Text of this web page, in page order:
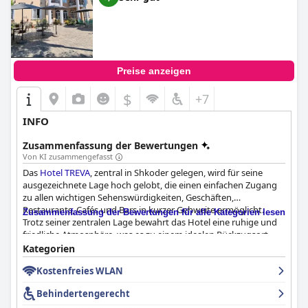
Annehmlichkeiten verbindet und es zu einer Top-Wahl für
Reisende in Shkodër macht.
Preise anzeigen
$ +7
INFO
Zusammenfassung der Bewertungen
Von KI zusammengefasst
Das Hotel TREVA, zentral in Shkoder gelegen, wird für seine
ausgezeichnete Lage hoch gelobt, die einen einfachen Zugang
zu allen wichtigen Sehenswürdigkeiten, Geschäften,
Restaurants, Cafés und Bars in kurzer Gehweite ermöglicht.
Trotz seiner zentralen Lage bewahrt das Hotel eine ruhige und
friedliche Atmosphäre, was es zu einem idealen Rückzugsort
inmitten der Hektik der Stadt macht. Gäste loben auch die Nähe
zu wichtigen Touristenattraktionen und öffentlichen
Verkehrsmitteln, die eine einfache Erkundung ermöglichen,
einschließlich des Ausgangspunkts für den Wanderweg Valbona
- Theth.
Zusammenfassung der Bewertungen für alle Kategorien lesen
Kategorien
Kostenfreies WLAN
Behindertengerecht